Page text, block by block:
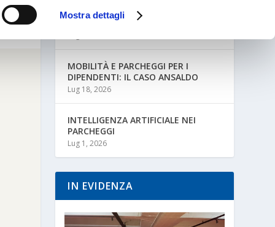
Mostra dettagli
MOBILITÀ AZIENDALE E PARCHEGGI
MOBILITÀ E PARCHEGGI PER I
DIPENDENTI: IL CASO ANSALDO
Lug 18, 2026
INTELLIGENZA ARTIFICIALE NEI
PARCHEGGI
Lug 1, 2026
IN EVIDENZA